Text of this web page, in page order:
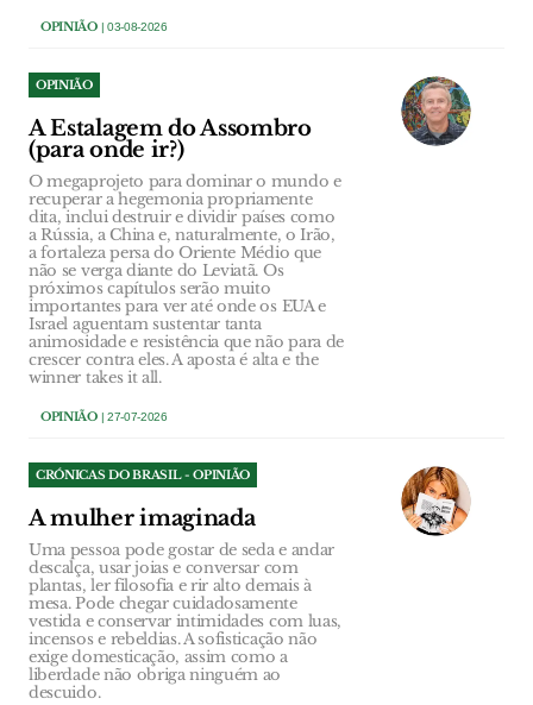
OPINIÃO| 03-08-2026
OPINIÃO
A Estalagem do Assombro
(para onde ir?)
O megaprojeto para dominar o mundo e
recuperar a hegemonia propriamente
dita, inclui destruir e dividir países como
a Rússia, a China e, naturalmente, o Irão,
a fortaleza persa do Oriente Médio que
não se verga diante do Leviatã. Os
próximos capítulos serão muito
importantes para ver até onde os EUA e
Israel aguentam sustentar tanta
animosidade e resistência que não para de
crescer contra eles. A aposta é alta e the
winner takes it all.
OPINIÃO| 27-07-2026
CRÓNICAS DO BRASIL - OPINIÃO
A mulher imaginada
Uma pessoa pode gostar de seda e andar
descalça, usar joias e conversar com
plantas, ler filosofia e rir alto demais à
mesa. Pode chegar cuidadosamente
vestida e conservar intimidades com luas,
incensos e rebeldias. A sofisticação não
exige domesticação, assim como a
liberdade não obriga ninguém ao
descuido.